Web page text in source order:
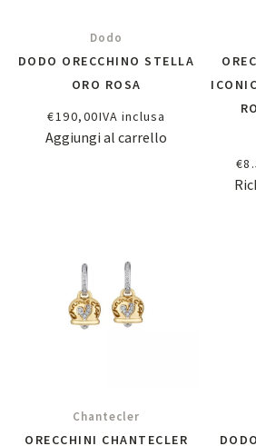
Dodo
DODO ORECCHINO STELLA
ORO ROSA
€190,00IVA inclusa
Aggiungi al carrello
€
Chantecler
ORECCHINI CHANTECLER